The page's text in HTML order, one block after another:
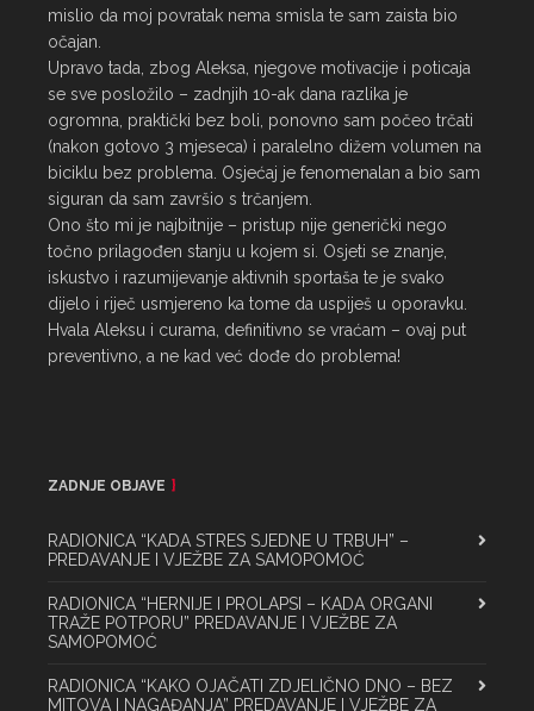
mislio da moj povratak nema smisla te sam zaista bio
očajan.
Upravo tada, zbog Aleksa, njegove motivacije i poticaja
se sve posložilo – zadnjih 10-ak dana razlika je
ogromna, praktički bez boli, ponovno sam počeo trčati
(nakon gotovo 3 mjeseca) i paralelno dižem volumen na
biciklu bez problema. Osjećaj je fenomenalan a bio sam
siguran da sam završio s trčanjem.
Ono što mi je najbitnije – pristup nije generički nego
točno prilagođen stanju u kojem si. Osjeti se znanje,
iskustvo i razumijevanje aktivnih sportaša te je svako
dijelo i riječ usmjereno ka tome da uspiješ u oporavku.
Hvala Aleksu i curama, definitivno se vraćam – ovaj put
preventivno, a ne kad već dođe do problema!
ZADNJE OBJAVE
RADIONICA “KADA STRES SJEDNE U TRBUH” –
PREDAVANJE I VJEŽBE ZA SAMOPOMOĆ
RADIONICA “HERNIJE I PROLAPSI – KADA ORGANI
TRAŽE POTPORU” PREDAVANJE I VJEŽBE ZA
SAMOPOMOĆ
RADIONICA “KAKO OJAČATI ZDJELIČNO DNO – BEZ
MITOVA I NAGAĐANJA” PREDAVANJE I VJEŽBE ZA